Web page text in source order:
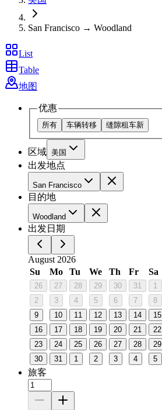
San Francisco → Woodland
List
Table
地图
优惠
所有 车辆转移 缝隙租车新
区域 美国
出发地点
San Francisco
目的地
Woodland
出发日期
August 2026
Su
Mo Tu We Th Fr Sa
26 27 28 29 30 31
1
2
3 4 5 6 7
8
9
10 11 12 13 14
15
16
17 18 19 20 21
22
23
24 25 26 27 28
29
30
31 1 2 3 4 5
旅客